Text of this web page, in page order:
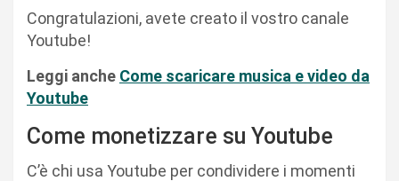
Congratulazioni, avete creato il vostro canale
Youtube!
Leggi anche Come scaricare musica e video da
Youtube
Come monetizzare su Youtube
C’è chi usa Youtube per condividere i momenti